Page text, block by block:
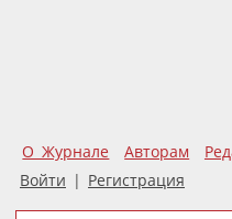
О Журнале Авторам
Войти | Регистрация